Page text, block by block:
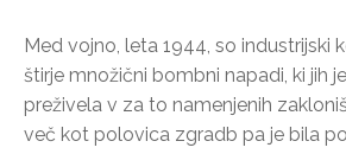
Med vojno, leta 1944, so industrijski
štirje množični bombni napadi, ki jih
preživela v za to namenjenih
več kot polovica zgradb pa je bila